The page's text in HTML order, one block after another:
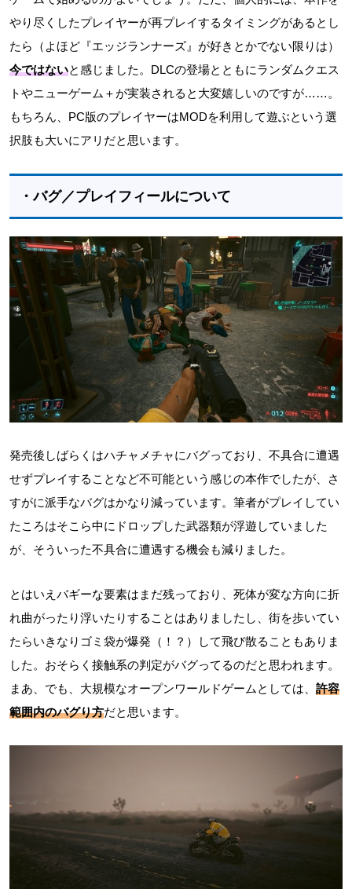
やり尽くしたプレイヤーが再プレイするタイミングがあるとし
たら（よほど『エッジランナーズ』が好きとかでない限りは）
今ではないと感じました。DLCの登場とともにランダムクエス
トやニューゲーム＋が実装されると大変嬉しいのですが……。
もちろん、PC版のプレイヤーはMODを利用して遊ぶという選
択肢も大いにアリだと思います。
・バグ／プレイフィールについて
発売後しばらくはハチャメチャにバグっており、不具合に遭遇
せずプレイすることなど不可能という感じの本作でしたが、さ
すがに派手なバグはかなり減っています。筆者がプレイしてい
たころはそこら中にドロップした武器類が浮遊していました
が、そういった不具合に遭遇する機会も減りました。
とはいえバギーな要素はまだ残っており、死体が変な方向に折
れ曲がったり浮いたりすることはありましたし、街を歩いてい
たらいきなりゴミ袋が爆発（！？）して飛び散ることもありま
した。おそらく接触系の判定がバグってるのだと思われます。
まあ、でも、大規模なオープンワールドゲームとしては、 許容
範囲内のバグり方だと思います。